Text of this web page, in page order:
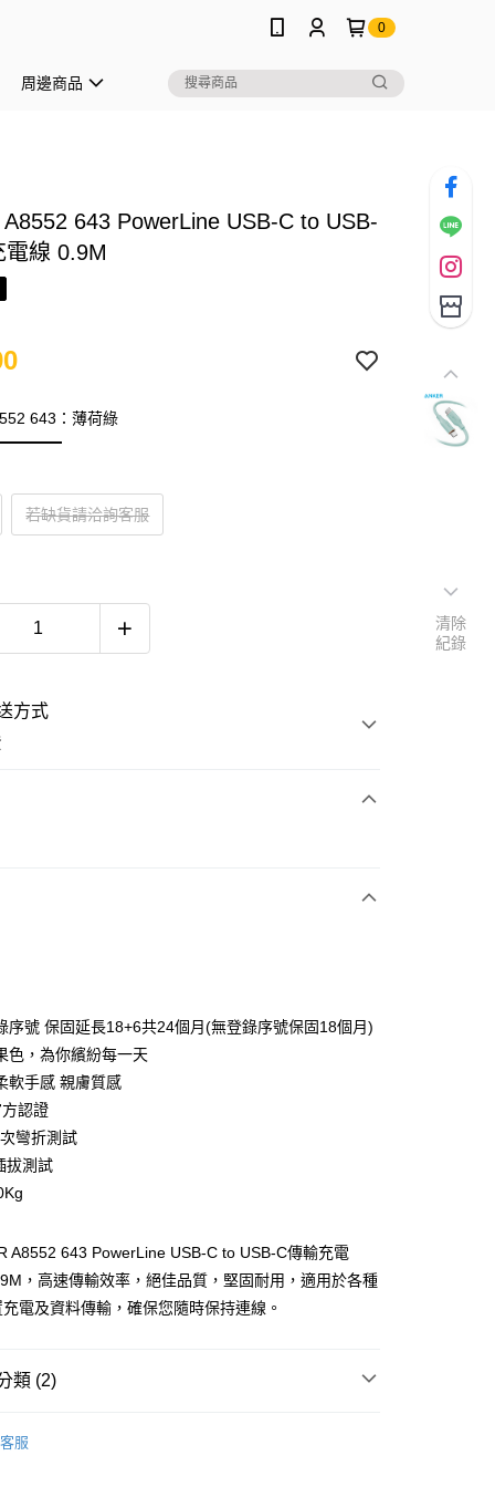
0
周邊商品
A8552 643 PowerLine USB-C to USB-
電線 0.9M
643：薄荷綠
若缺貨請洽詢客服
方式
貨
序號 保固延長18+6共24個月(無登錄序號保固18個月)
色，為你繽紛每一天
軟手感 親膚質感
認證
彎折測試
拔測試
A8552 643 PowerLine USB-C to USB-C傳輸充電
，高速傳輸效率，絕佳品質，堅固耐用，適用於各種
電及資料傳輸，確保您隨時保持連線。
類 (2)
客服
清除
紀錄